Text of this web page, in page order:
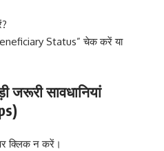
Status” चेक करें या
जरूरी सावधानियां
क्लिक न करें।